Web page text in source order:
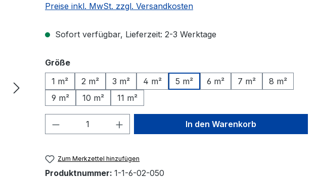
Preise inkl. MwSt. zzgl. Versandkosten
Sofort verfügbar, Lieferzeit: 2-3 Werktage
Größeauswählen
1 m²
2 m² 3 m² 4 m² 5 m² 6 m² 7 m²
8 m²
9 m²
10 m² 11 m²
Produkt Anzahl: Gib den gewünschten Wert
In den Warenkorb
Zum Merkzettel hinzufügen
Produktnummer: 1-1-6-02-050